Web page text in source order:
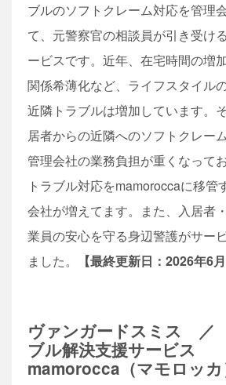
ブルのソフトクレーム対応を管理
て、元警察官の相談員が引き受け
ービスです。近年、在宅時間の増
関係希薄化など、ライフスタイル
近隣トラブルは増加しています。
居者からの近隣へのソフトクレー
管理会社の業務負担が重くなって
トラブル対応をmamoroccaに移管
会社が増えてます。また、入居者
業員の安心を守る身辺警護がサー
ました。
【最終更新日：2026年6月
ヴァンガードスミス ／
ブル解決支援サービス
mamorocca（マモロッカ